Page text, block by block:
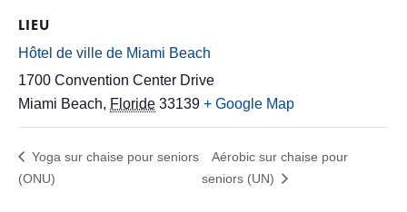
LIEU
Hôtel de ville de Miami Beach
1700 Convention Center Drive
Miami Beach, Floride 33139 + Google Map
Yoga sur chaise pour seniors
(ONU)
Aérobic sur chaise pour
seniors (UN)